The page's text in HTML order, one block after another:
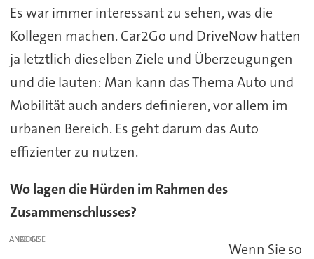
Es war immer interessant zu sehen, was die
Kollegen machen. Car2Go und DriveNow hatten
ja letztlich dieselben Ziele und Überzeugungen
und die lauten: Man kann das Thema Auto und
Mobilität auch anders definieren, vor allem im
urbanen Bereich. Es geht darum das Auto
effizienter zu nutzen.
Wo lagen die Hürden im Rahmen des
Zusammenschlusses?
ANZEIGE
Wenn Sie so